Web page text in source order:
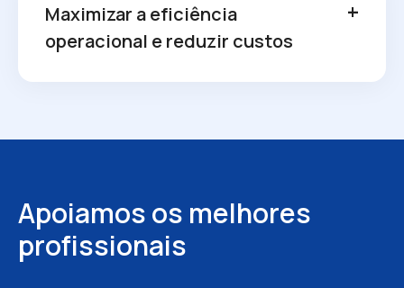
Maximizar a eficiência
operacional e reduzir custos
Apoiamos os melhores
profissionais